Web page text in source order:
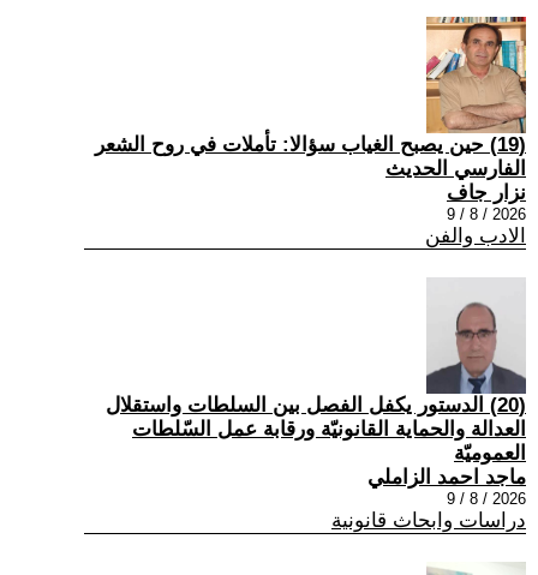
(19) حين يصبح الغياب سؤالا: تأملات في روح الشعر
الفارسي الحديث
نزار جاف
2026 / 8 / 9
الادب والفن
(20) الدستور يكفل الفصل بين السلطات واستقلال
العدالة والحماية القانونيّة ورقابة عمل السّلطات
العموميّة
ماجد احمد الزاملي
2026 / 8 / 9
دراسات وابحاث قانونية